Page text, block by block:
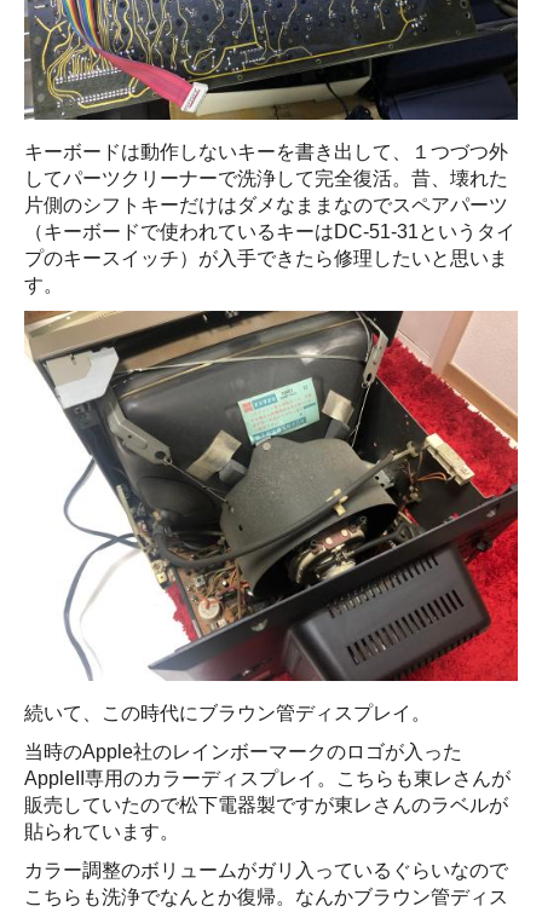
キーボードは動作しないキーを書き出して、１つづつ外
してパーツクリーナーで洗浄して完全復活。昔、壊れた
片側のシフトキーだけはダメなままなのでスペアパーツ
（キーボードで使われているキーはDC-51-31というタイ
プのキースイッチ）が入手できたら修理したいと思いま
す。
続いて、この時代にブラウン管ディスプレイ。
当時のApple社のレインボーマークのロゴが入った
AppleII専用のカラーディスプレイ。こちらも東レさんが
販売していたので松下電器製ですが東レさんのラベルが
貼られています。
カラー調整のボリュームがガリ入っているぐらいなので
こちらも洗浄でなんとか復帰。なんかブラウン管ディス